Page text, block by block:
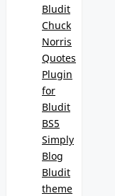
Bludit
Chuck
Norris
Quotes
Plugin
for
Bludit
BS5
Simply
Blog
Bludit
theme